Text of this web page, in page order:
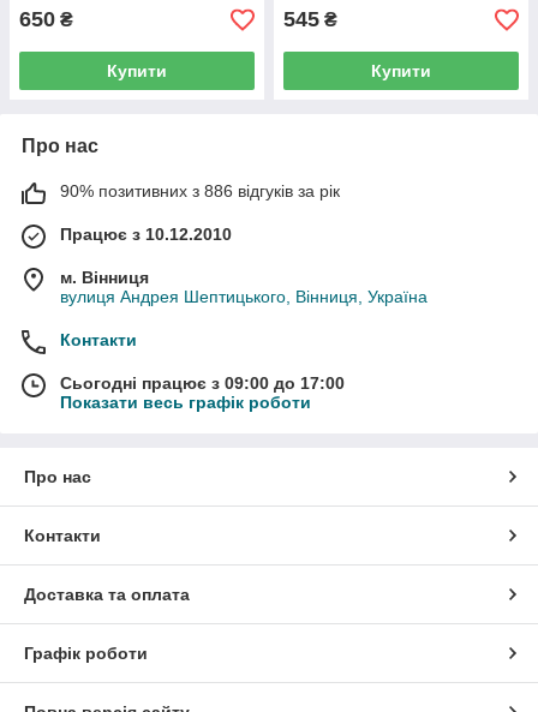
650 ₴
Купити
545 ₴
Купити
Про нас
90% позитивних з 886 відгуків за рік
Працює з 10.12.2010
м. Вінниця
вулиця Андрея Шептицького, Вінниця, Україна
Контакти
Сьогодні працює з 09:00 до 17:00
Показати весь графік роботи
Про нас
Контакти
Доставка та оплата
Графік роботи